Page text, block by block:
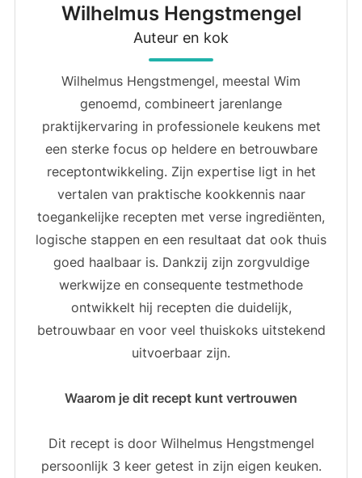
Wilhelmus Hengstmengel
Auteur en kok
Wilhelmus Hengstmengel, meestal Wim
genoemd, combineert jarenlange
praktijkervaring in professionele keukens met
een sterke focus op heldere en betrouwbare
receptontwikkeling. Zijn expertise ligt in het
vertalen van praktische kookkennis naar
toegankelijke recepten met verse ingrediënten,
logische stappen en een resultaat dat ook thuis
goed haalbaar is. Dankzij zijn zorgvuldige
werkwijze en consequente testmethode
ontwikkelt hij recepten die duidelijk,
betrouwbaar en voor veel thuiskoks uitstekend
uitvoerbaar zijn.
Waarom je dit recept kunt vertrouwen
Dit recept is door Wilhelmus Hengstmengel
persoonlijk 3 keer getest in zijn eigen keuken.